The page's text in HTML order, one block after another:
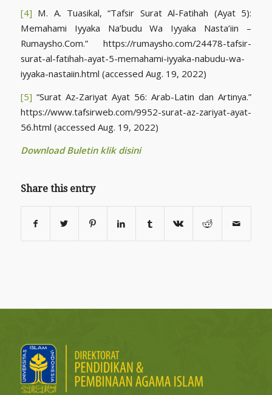
[4] M. A. Tuasikal, “Tafsir Surat Al-Fatihah (Ayat 5):
Memahami Iyyaka Na’budu Wa Iyyaka Nasta’iin –
Rumaysho.Com.” https://rumaysho.com/24478-tafsir-
surat-al-fatihah-ayat-5-memahami-iyyaka-nabudu-wa-
iyyaka-nastaiin.html (accessed Aug. 19, 2022)
[5] “Surat Az-Zariyat Ayat 56: Arab-Latin dan Artinya.”
https://www.tafsirweb.com/9952-surat-az-zariyat-ayat-
56.html (accessed Aug. 19, 2022)
Download Buletin klik disini
Share this entry